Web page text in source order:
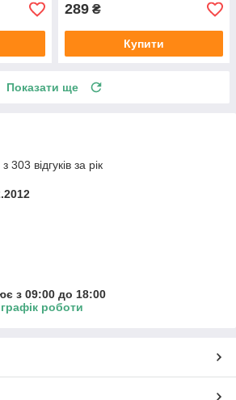
289 ₴
Купити
Показати ще
303 відгуків за рік
з 09:00 до 18:00
роботи